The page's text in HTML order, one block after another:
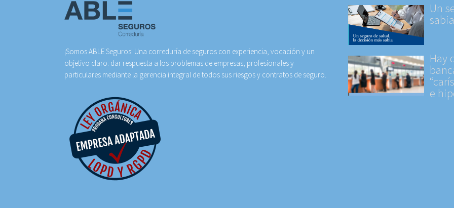
¡Somos ABLE Seguros! Una correduría de seguros con experiencia, vocación y un
objetivo claro: dar respuesta a los problemas de empresas, profesionales y
particulares mediante la gerencia integral de todos sus riesgos y contratos de seguro.
Un
sabia
Hay
e